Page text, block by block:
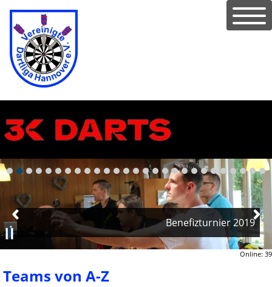
Benefizturnier 2019
Online: 39
Teams von A-Z